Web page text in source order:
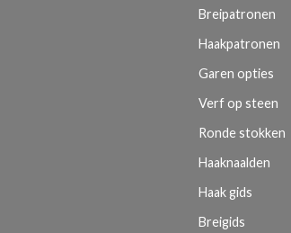
Breipatronen
Haakpatronen
Garen opties
Verf op steen
Ronde stokken
Haaknaalden
Haak gids
Breigids